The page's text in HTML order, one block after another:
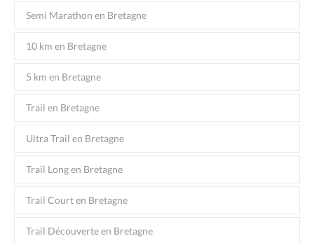
Semi Marathon en Bretagne
10 km en Bretagne
5 km en Bretagne
Trail en Bretagne
Ultra Trail en Bretagne
Trail Long en Bretagne
Trail Court en Bretagne
Trail Découverte en Bretagne